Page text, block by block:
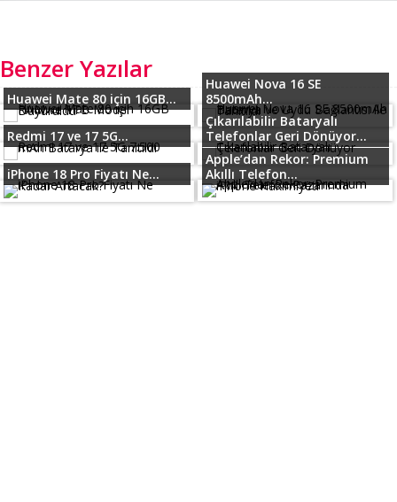
Benzer Yazılar
Huawei Mate 80 için 16GB...
Huawei Nova 16 SE
8500mAh...
Redmi 17 ve 17 5G...
Çıkarılabilir Bataryalı
Telefonlar Geri Dönüyor...
iPhone 18 Pro Fiyatı Ne...
Apple’dan Rekor: Premium
Akıllı Telefon...